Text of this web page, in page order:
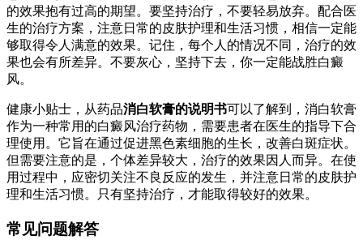
的效果抱有过高的期望。要坚持治疗，不要轻易放弃。配合医
生的治疗方案，注意日常的皮肤护理和生活习惯，相信一定能
够取得令人满意的效果。记住，每个人的情况不同，治疗的效
果也会有所差异。不要灰心，坚持下去，你一定能战胜白癜
风。
健康小贴士，从药品消白软膏的说明书可以了解到，消白软膏
作为一种常用的白癜风治疗药物，需要患者在医生的指导下合
理使用。它旨在通过促进黑色素细胞的生长，改善白斑症状。
但需要注意的是，个体差异较大，治疗的效果因人而异。在使
用过程中，应密切关注不良反应的发生，并注意日常的皮肤护
理和生活习惯。只有坚持治疗，才能取得较好的效果。
常见问题解答